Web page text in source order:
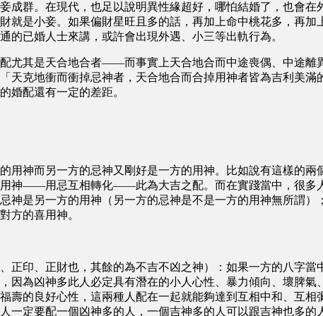
成群。在現代，也足以說明異性緣超好，哪怕結婚了，也會在
就是小妾。如果偏財星旺且多的話，再加上命中桃花多，再加
已婚人士來講，或許會出現外遇、小三等出軌行為。
尤其是天合地合者――而事實上天合地合而中途喪偶、中途離
天克地衝而衝掉忌神者，天合地合而合掉用神者皆為吉利美滿
婚配還有一定的差距。
用神而另一方的忌神又剛好是一方的用神。比如說有這樣的兩
神――用忌互相轉化――此為大吉之配。而在實踐當中，很多
神是另一方的用神（另一方的忌神是不是一方的用神無所謂）
方的喜用神。
正印、正財也，其餘的為不吉不凶之神）：如果一方的八字當
因為凶神多此人必定具有潛在的小人心性、暴力傾向、壞脾氣
壽的良好心性，這兩種人配在一起就能夠達到互相中和、互相
一定要配一個凶神多的人，一個吉神多的人可以跟吉神也多的